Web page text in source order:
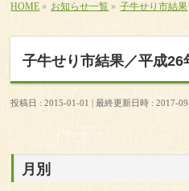
HOME » お知らせ一覧 » 子牛せり市結果
子牛せり市結果／平成26
投稿日 : 2015-01-01 最終更新日時 : 2017-
月別